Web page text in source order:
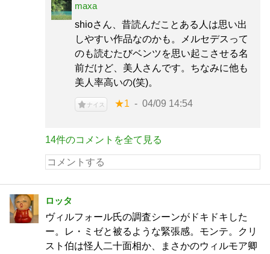
maxa
shioさん、昔読んだことある人は思い出
しやすい作品なのかも。メルセデスって
のも読むたびベンツを思い起こさせる名
前だけど、美人さんです。ちなみに他も
美人率高いの(笑)。
ナイス ★1 04/09 14:54
14件のコメントを全て見る
ロッタ
ヴィルフォール氏の調査シーンがドキドキした
ー。レ・ミゼと被るような緊張感。モンテ。クリ
スト伯は怪人二十面相か、まさかのウィルモア卿